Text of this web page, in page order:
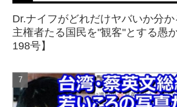
Dr.ナイフがどれだけヤバいか分か
主権者たる国民を"観客"とする愚
198号】